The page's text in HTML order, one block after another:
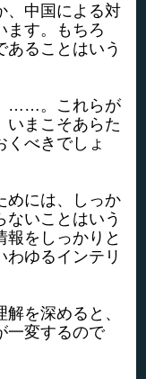
、中国による対
ます。もちろ
あることはいう
……。これらが
いまこそあらた
くべきでしょ
めには、しっか
ないことはいう
報をしっかりと
わゆるインテリ
を深めると、
一変するので